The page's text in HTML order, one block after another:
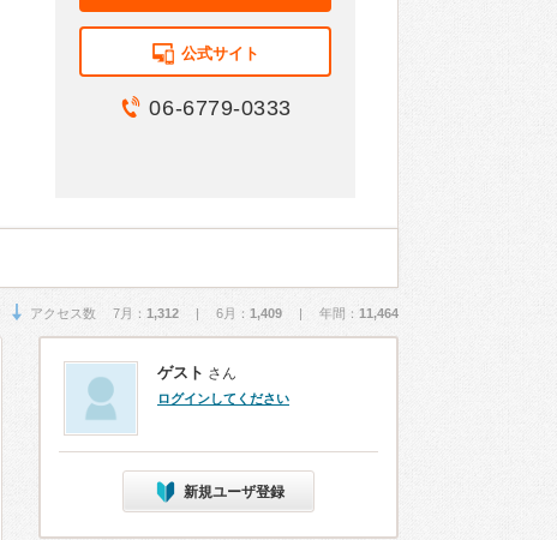
公式サイト
06-6779-0333
アクセス数 7月： 1,312 | 6月： 1,409 | 年間： 11,464
ゲスト さん
ログインしてください
新規ユーザ登録